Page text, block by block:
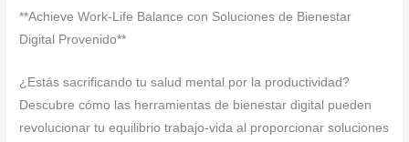
**Achieve Work-Life Balance con Soluciones de Bienestar
Digital Provenido**
¿Estás sacrificando tu salud mental por la productividad?
Descubre cómo las herramientas de bienestar digital pueden
revolucionar tu equilibrio trabajo-vida al proporcionar soluciones